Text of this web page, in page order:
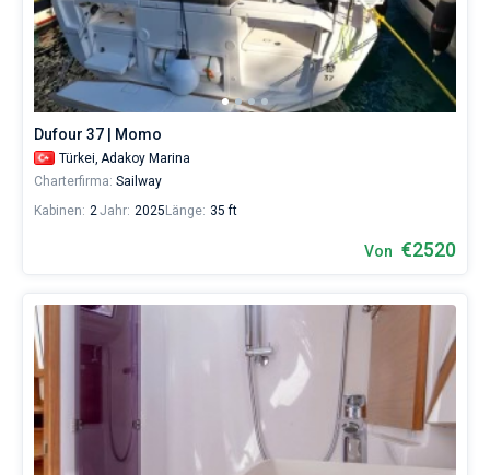
Dufour 37 | Momo
Türkei, Adakoy Marina
Charterfirma: Sailway
Kabinen: 2Jahr: 2025 Länge: 35 ft
Von €2520